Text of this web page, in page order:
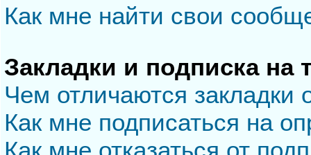
Как мне найти свои
Закладки и подписка на
Чем отличаются закладки
Как мне подписаться на